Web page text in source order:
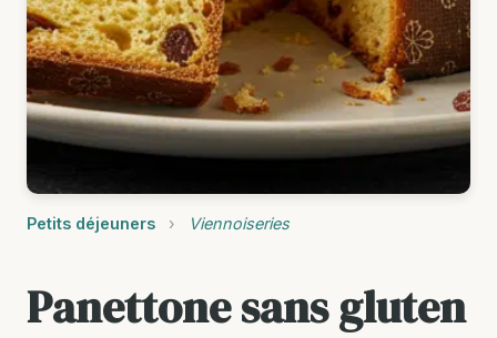
Petits déjeuners › Viennoiseries
Panettone sans gluten